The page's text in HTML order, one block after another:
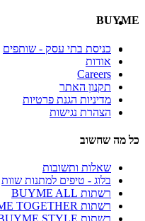
BUYME
כניסת בתי עסק - שותפים
אודות
Careers
תקנון האתר
מדיניות הגנת פרטיות
הצהרת נגישות
כל מה שחשוב
שאלות ותשובות
בלוג - טיפים למתנות שוות
רשתות BUYME ALL
רשתות BUYME TOGETHER